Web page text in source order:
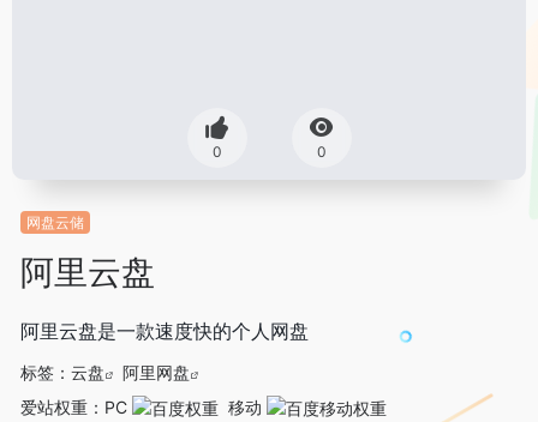
0 0
网盘云储
阿里云盘
阿里云盘是一款速度快的个人网盘
标签： 云盘
阿里网盘
爱站权重： PC 移动